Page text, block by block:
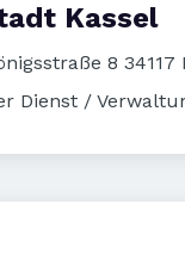
Kassel
8
Dienst /